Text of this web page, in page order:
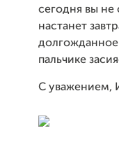
сегодня вы не
настанет
пальчике
С уважением,